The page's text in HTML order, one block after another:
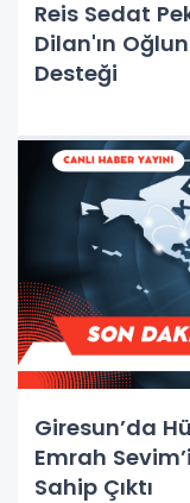
Reis Sedat
Dilan'ın
Desteği
Giresun’da
Emrah
Sahip Çıktı